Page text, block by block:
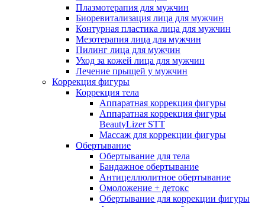
Плазмотерапия для мужчин
Биоревитализация лица для мужчин
Контурная пластика лица для мужчин
Мезотерапия лица для мужчин
Пилинг лица для мужчин
Уход за кожей лица для мужчин
Лечение прыщей у мужчин
Коррекция фигуры
Коррекция тела
Аппаратная коррекция фигуры
Аппаратная коррекция фигуры
BeautyLizer STT
Массаж для коррекции фигуры
Обертывание
Обертывание для тела
Бандажное обертывание
Антицеллюлитное обертывание
Омоложение + детокс
Обертывание для коррекции фигуры